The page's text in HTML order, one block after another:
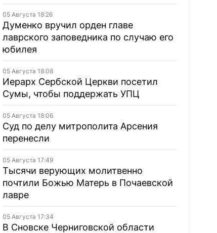
05 Августа 18:26
Думенко вручил орден главе
лаврского заповедника по случаю его
юбилея
05 Августа 18:08
Иерарх Сербской Церкви посетил
Сумы, чтобы поддержать УПЦ
05 Августа 18:06
Суд по делу митрополита Арсения
перенесли
05 Августа 17:49
Тысячи верующих молитвенно
почтили Божью Матерь в Почаевской
лавре
05 Августа 17:34
В Сновске Черниговской области